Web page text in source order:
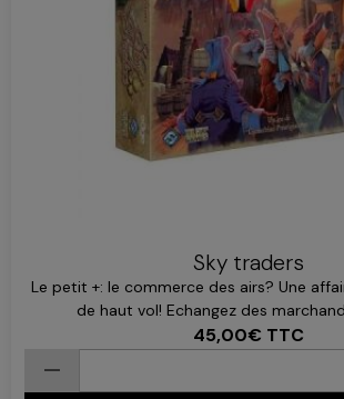
Sky traders
Le petit +: le commerce des airs? Une
de haut vol! Echangez des
45,00€ TTC